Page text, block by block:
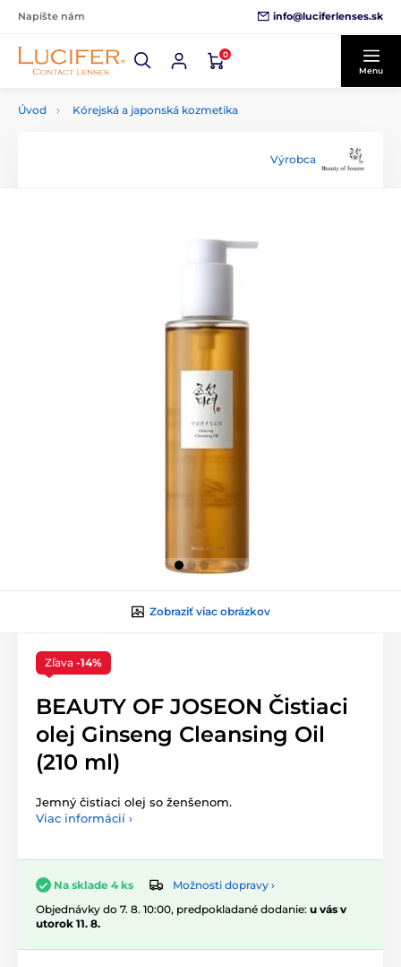
Napíšte nám info@luciferlenses.sk
0
Menu
Úvod Kórejská a japonská kozmetika
Výrobca
Zobraziť viac obrázkov
Zľava -14%
BEAUTY OF JOSEON Čistiaci
olej Ginseng Cleansing Oil
(210 ml)
Jemný čistiaci olej so ženšenom.
Viac informácií ›
Na sklade 4 ks
Možnosti dopravy ›
Objednávky do 7. 8. 10:00, predpokladané dodanie: u vás v
utorok 11. 8.